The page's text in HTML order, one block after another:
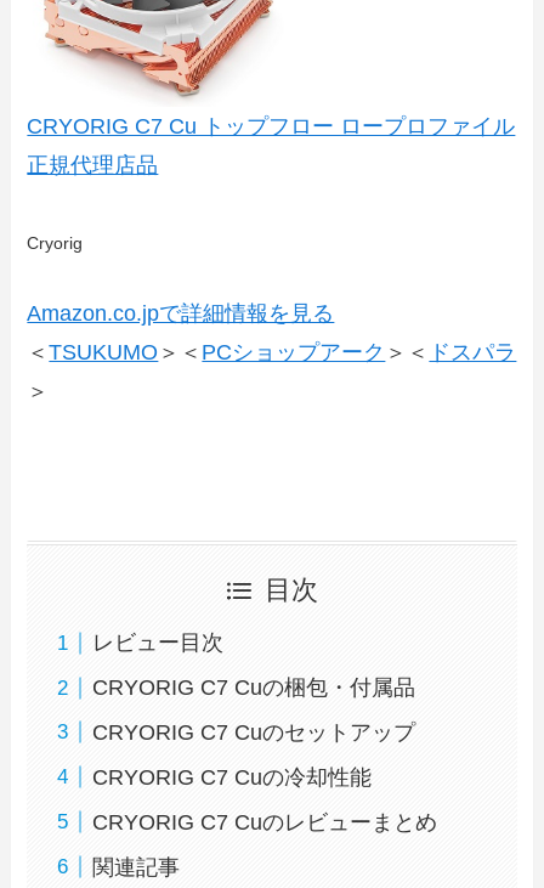
CRYORIG C7 Cu トップフロー ロープロファイル
正規代理店品
Cryorig
Amazon.co.jpで詳細情報を見る
＜TSUKUMO ＞＜ PCショップアーク ＞＜ ドスパラ
＞
目次
レビュー目次
CRYORIG C7 Cuの梱包・付属品
CRYORIG C7 Cuのセットアップ
CRYORIG C7 Cuの冷却性能
CRYORIG C7 Cuのレビューまとめ
関連記事